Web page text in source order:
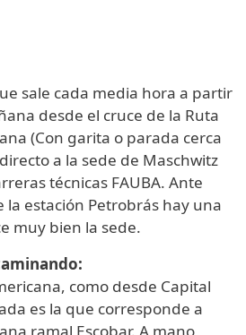
sale cada media hora a partir
desde el cruce de la Ruta
(Con garita o parada cerca
a la sede de Maschwitz
técnicas FAUBA. Ante
la estación Petrobrás hay una
muy bien la sede.
como desde Capital
es la que corresponde a
ramal Escobar. A mano